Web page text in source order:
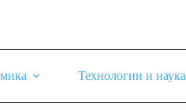
Технологии и наука